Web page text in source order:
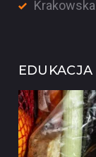
EDUKACJA